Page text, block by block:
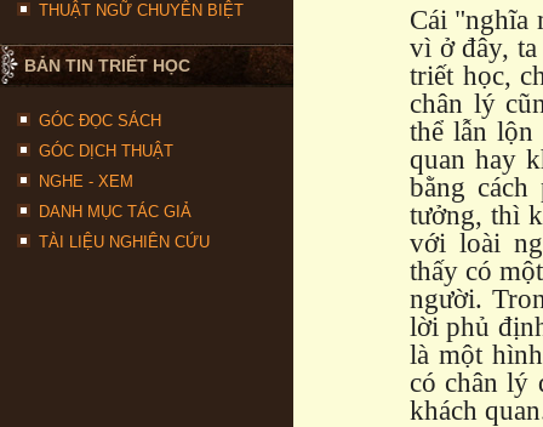
THUẬT NGỮ CHUYÊN BIỆT
BẢN TIN TRIẾT HỌC
GÓC ĐỌC SÁCH
GÓC DỊCH THUẬT
NGHE - XEM
DANH MỤC TÁC GIẢ
TÀI LIỆU NGHIÊN CỨU
Cái "nghĩa
vì ở đây,
triết học,
chân lý
thể lẫn lộn
quan hay
bằng
tưởng, thì
với loài
thấy có
người.
lời phủ
là một
có chân lý
khách